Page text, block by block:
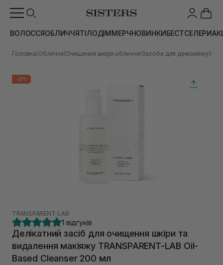
ВОЛОССЯОБЛИЧЧЯТІЛОДІММЕРЧНОВИНКИБЕСТСЕЛЕРИ
Головна Обличчя Очищення шкіри обличчя Засоби для демакіяжу
-25%
TRANSPARENT-LAB
1 відгуків
Делікатний засіб для очищення шкіри та
видалення макіяжу TRANSPARENT-LAB Oil-
Based Cleanser 200 мл